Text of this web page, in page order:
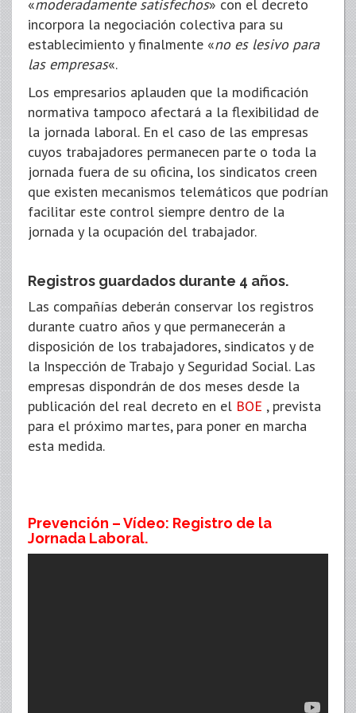
«moderadamente satisfechos» con el decreto
incorpora la negociación colectiva para su
establecimiento y finalmente «no es lesivo para
las empresas«.
Los empresarios aplauden que la modificación
normativa tampoco afectará a la flexibilidad de
la jornada laboral. En el caso de las empresas
cuyos trabajadores permanecen parte o toda la
jornada fuera de su oficina, los sindicatos creen
que existen mecanismos telemáticos que podrían
facilitar este control siempre dentro de la
jornada y la ocupación del trabajador.
Registros guardados durante 4 años.
Las compañías deberán conservar los registros
durante cuatro años y que permanecerán a
disposición de los trabajadores, sindicatos y de
la Inspección de Trabajo y Seguridad Social. Las
empresas dispondrán de dos meses desde la
publicación del real decreto en el BOE , prevista
para el próximo martes, para poner en marcha
esta medida.
Prevención – Vídeo: Registro de la
Jornada Laboral.